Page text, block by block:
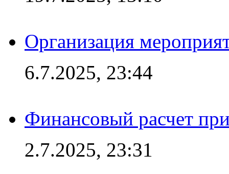
Организация
6.7.2025, 23:44
Финансовый расчет
2.7.2025, 23:31